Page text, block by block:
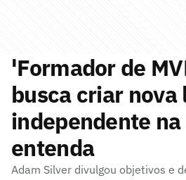
'Formador de
busca criar nova
independente na
entenda
Adam Silver divulgou objetivos e